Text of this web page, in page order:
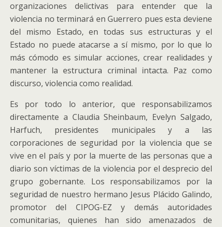
organizaciones delictivas para entender que la
violencia no terminará en Guerrero pues esta deviene
del mismo Estado, en todas sus estructuras y el
Estado no puede atacarse a sí mismo, por lo que lo
más cómodo es simular acciones, crear realidades y
mantener la estructura criminal intacta. Paz como
discurso, violencia como realidad.
Es por todo lo anterior, que responsabilizamos
directamente a Claudia Sheinbaum, Evelyn Salgado,
Harfuch, presidentes municipales y a las
corporaciones de seguridad por la violencia que se
vive en el país y por la muerte de las personas que a
diario son víctimas de la violencia por el desprecio del
grupo gobernante. Los responsabilizamos por la
seguridad de nuestro hermano Jesus Plácido Galindo,
promotor del CIPOG-EZ y demás autoridades
comunitarias, quienes han sido amenazados de